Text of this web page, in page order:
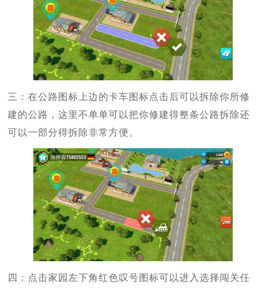
三：在公路图标上边的卡车图标点击后可以拆除你所修
建的公路，这里不单单可以把你修建得整条公路拆除还
可以一部分得拆除非常方便。
四：点击家园左下角红色叹号图标可以进入选择闯关任